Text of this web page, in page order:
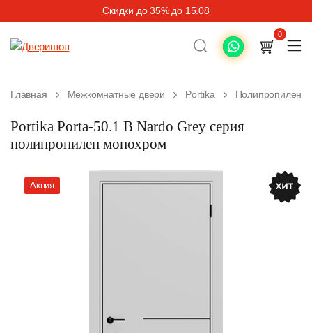
Скидки до 35% до 15.08
0
Главная Межкомнатные двери Portika Полипропилен
Portika Porta-50.1 B Nardo Grey серия
полипропилен монохром
Акция